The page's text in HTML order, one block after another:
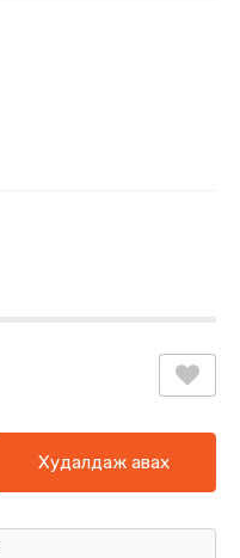
Худалдаж авах